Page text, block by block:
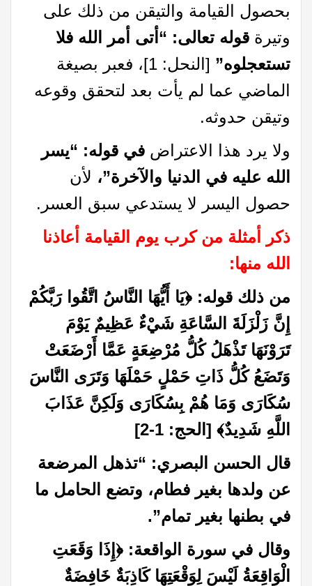
بحصول القيامة والتيقن من ذلك على
وتيرة قوله تعالى: “أتى أمر الله فلا
تستعجلوه”
[النحل: 1]، فعبر بصيغة
الماضي عما لم يأت بعد لتحقق وقوعه
وتيقن حدوثه.
ولا يرد هذا الاعتراض في قوله: “يسر
الله عليه في الدنيا والآخرة”، لأن
حصول اليسر لا يستدعي سبق العسر.
ذكر أمثلة من كرب يوم القيامة أعاذنا
الله منها:
من ذلك قوله: ﴿يَا أَيُّهَا النَّاسُ اتَّقُوا رَبَّكُمْ
إِنَّ زَلْزَلَةَ السَّاعَةِ شَيْءٌ عَظِيمٌ يَوْمَ
تَرَوْنَهَا تَذْهَلُ كُلُّ مُرْضِعَةٍ عَمَّا أَرْضَعَتْ
وَتَضَعُ كُلُّ ذَاتِ حَمْلٍ حَمْلَهَا وَتَرَى النَّاسَ
سُكَارَى وَمَا هُمْ بِسُكَارَى وَلَكِنَّ عَذَابَ
اللَّهِ شَدِيدٌ﴾ [الحج: 1-2]
قال الحسن البصري: “تذهل المرضعة
عن ولدها بغير فطام، وتضع الحامل ما
في بطنها بغير تمام”.
وقال في سورة الواقعة: ﴿ إِذَا وَقَعَتِ
الْوَاقِعَةُ لَيْسَ لِوَقْعَتِهَا كَاذِبَةٌ خَافِضَةٌ